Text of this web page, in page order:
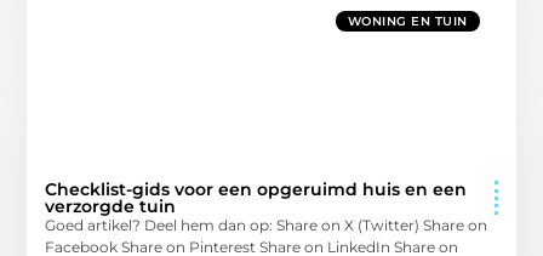
WONING EN TUIN
Checklist-gids voor een opgeruimd huis en een
verzorgde tuin
Goed artikel? Deel hem dan op: Share on X (Twitter) Share on
Facebook Share on Pinterest Share on LinkedIn Share on